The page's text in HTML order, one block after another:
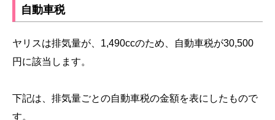
自動車税
ヤリスは排気量が、1,490ccのため、自動車税が30,500
円に該当します。
下記は、排気量ごとの自動車税の金額を表にしたもので
す。